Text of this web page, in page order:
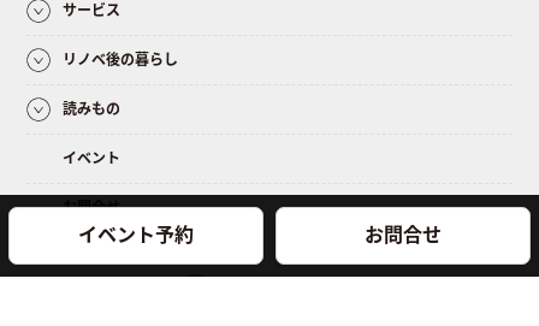
イベント予約 お問合せ
サービス
リノベ後の暮らし
読みもの
イベント
お問合せ